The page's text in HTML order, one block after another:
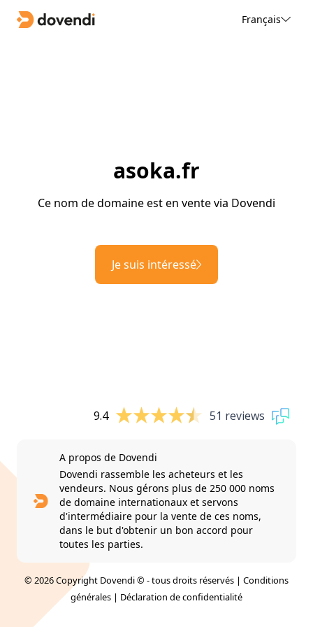
Français
asoka.fr
Ce nom de domaine est en vente via Dovendi
Je suis intéressé
9.4 51 reviews
A propos de Dovendi
Dovendi rassemble les acheteurs et les
vendeurs. Nous gérons plus de 250 000 noms
de domaine internationaux et servons
d'intermédiaire pour la vente de ces noms,
dans le but d'obtenir un bon accord pour
toutes les parties.
© 2026 Copyright Dovendi © - tous droits réservés | Conditions
générales | Déclaration de confidentialité